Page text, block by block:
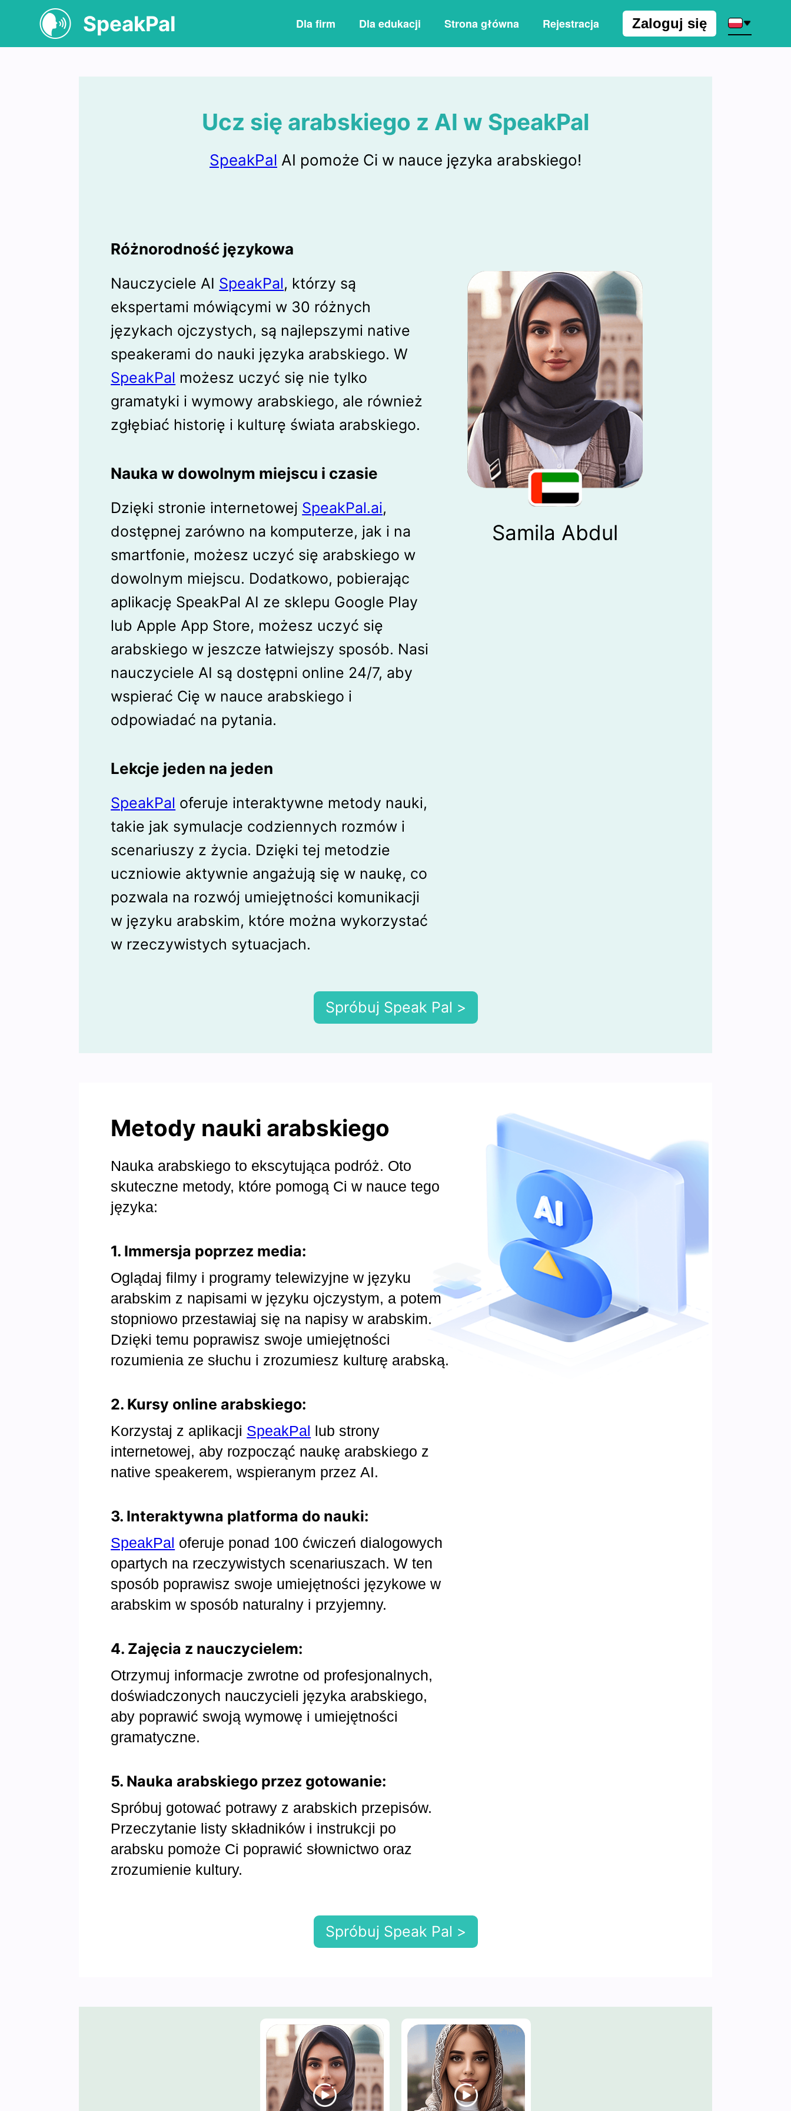
SpeakPal Dla firm Dla edukacji Strona główna Rejestracja Zaloguj się
Ucz się arabskiego z AI w SpeakPal
SpeakPal AI pomoże Ci w nauce języka arabskiego!
Różnorodność językowa
Nauczyciele AI SpeakPal, którzy są
ekspertami mówiącymi w 30 różnych
językach ojczystych, są najlepszymi native
speakerami do nauki języka arabskiego. W
SpeakPal możesz uczyć się nie tylko
gramatyki i wymowy arabskiego, ale również
zgłębiać historię i kulturę świata arabskiego.
Nauka w dowolnym miejscu i czasie
Dzięki stronie internetowej SpeakPal.ai,
dostępnej zarówno na komputerze, jak i na
smartfonie, możesz uczyć się arabskiego w
dowolnym miejscu. Dodatkowo, pobierając
aplikację SpeakPal AI ze sklepu Google Play
lub Apple App Store, możesz uczyć się
arabskiego w jeszcze łatwiejszy sposób. Nasi
nauczyciele AI są dostępni online 24/7, aby
wspierać Cię w nauce arabskiego i
odpowiadać na pytania.
Lekcje jeden na jeden
SpeakPal oferuje interaktywne metody nauki,
takie jak symulacje codziennych rozmów i
scenariuszy z życia. Dzięki tej metodzie
uczniowie aktywnie angażują się w naukę, co
pozwala na rozwój umiejętności komunikacji
w języku arabskim, które można wykorzystać
w rzeczywistych sytuacjach.
Samila Abdul
Spróbuj Speak Pal >
Metody nauki arabskiego
Nauka arabskiego to ekscytująca podróż. Oto
skuteczne metody, które pomogą Ci w nauce tego
języka:
1. Immersja poprzez media:
Oglądaj filmy i programy telewizyjne w języku
arabskim z napisami w języku ojczystym, a potem
stopniowo przestawiaj się na napisy w arabskim.
Dzięki temu poprawisz swoje umiejętności
rozumienia ze słuchu i zrozumiesz kulturę arabską.
2. Kursy online arabskiego:
Korzystaj z aplikacji SpeakPal lub strony
internetowej, aby rozpocząć naukę arabskiego z
native speakerem, wspieranym przez AI.
3. Interaktywna platforma do nauki:
SpeakPal oferuje ponad 100 ćwiczeń dialogowych
opartych na rzeczywistych scenariuszach. W ten
sposób poprawisz swoje umiejętności językowe w
arabskim w sposób naturalny i przyjemny.
4. Zajęcia z nauczycielem:
Otrzymuj informacje zwrotne od profesjonalnych,
doświadczonych nauczycieli języka arabskiego,
aby poprawić swoją wymowę i umiejętności
gramatyczne.
5. Nauka arabskiego przez gotowanie:
Spróbuj gotować potrawy z arabskich przepisów.
Przeczytanie listy składników i instrukcji po
arabsku pomoże Ci poprawić słownictwo oraz
zrozumienie kultury.
Spróbuj Speak Pal >